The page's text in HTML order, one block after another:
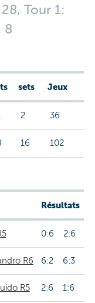
Tour 1:
8
sets Jeux
2 36
16 102
Résultats
0:6 2:6
R6 6:2 6:3
R5 2:6 1:6